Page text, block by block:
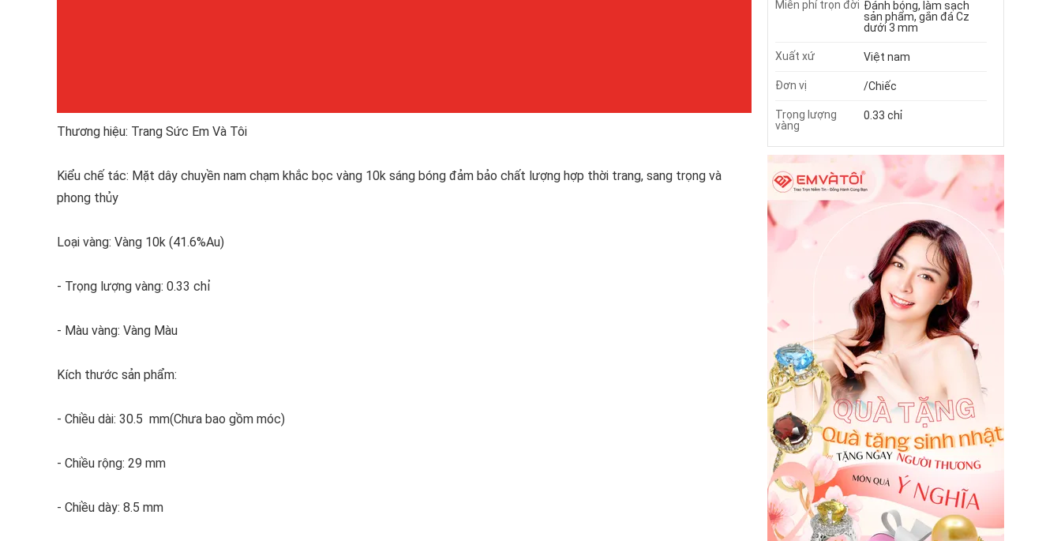
Thương hiệu: Trang Sức Em Và Tôi
Kiểu chế tác: Mặt dây chuyền nam chạm khắc bọc vàng 10k sáng bóng đảm bảo chất lượng hợp thời trang, sang trọng và
phong thủy
Loại vàng: Vàng 10k (41.6%Au)
- Trọng lượng vàng: 0.33 chỉ
- Màu vàng: Vàng Màu
Kích thước sản phẩm:
- Chiều dài: 30.5 mm(Chưa bao gồm móc)
- Chiều rộng: 29 mm
- Chiều dày: 8.5 mm
Miễn phí trọn đời Đánh bóng, làm sạch
sản phẩm, gắn đá Cz
dưới 3 mm
Xuất xứ Việt nam
Đơn vị /Chiếc
Trọng lượng
vàng
0.33 chỉ